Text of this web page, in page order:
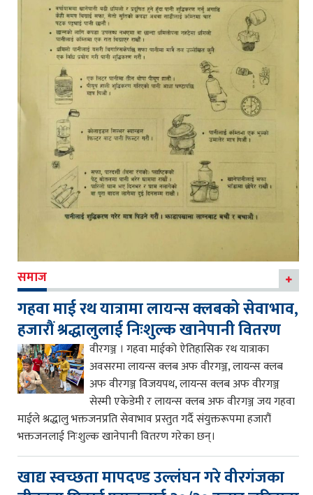
समाज
गहवा माई रथ यात्रामा लायन्स क्लबको सेवाभाव,
हजारौं श्रद्धालुलाई निःशुल्क खानेपानी वितरण
वीरगञ्ज । गहवा माईको ऐतिहासिक रथ यात्राका
अवसरमा लायन्स क्लब अफ वीरगञ्ज, लायन्स क्लब
अफ वीरगञ्ज विजयपथ, लायन्स क्लब अफ वीरगञ्ज
सेस्मी एकेडेमी र लायन्स क्लब अफ वीरगञ्ज जय गहवा
माईले श्रद्धालु भक्तजनप्रति सेवाभाव प्रस्तुत गर्दै संयुक्तरूपमा हजारौं
भक्तजनलाई निःशुल्क खानेपानी वितरण गरेका छन्।
खाद्य स्वच्छता मापदण्ड उल्लंघन गरे वीरगंजका